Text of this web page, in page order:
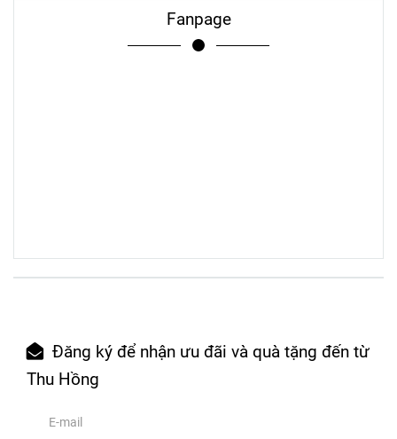
Fanpage
Đăng ký để nhận ưu đãi và quà tặng đến từ
Thu Hồng